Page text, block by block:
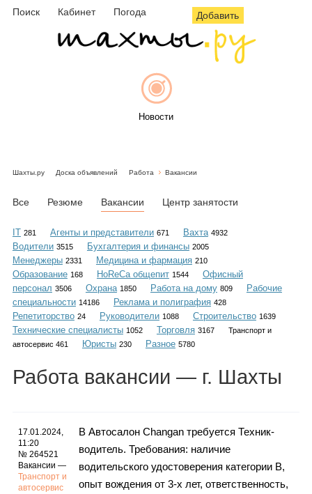
Поиск Кабинет Погода Добавить
Новости
Объявления
Каталог
Инфо
Гороскоп
Шахты.ру Доска объявлений Работа Вакансии
Все Резюме Вакансии Центр занятости
IT 281 Агенты и представители 671 Вахта 4932
Водители 3515 Бухгалтерия и финансы 2005
Менеджеры 2331 Медицина и фармация 210
Образование 168 HoReCa общепит 1544
Офисный
персонал 3506 Охрана 1850 Работа на дому 809
Рабочие
специальности 14186 Реклама и полиграфия 428
Репетиторство 24 Руководители 1088 Строительство 1639
Технические специалисты 1052 Торговля 3167
Транспорт и
автосервис 461
Юристы 230 Разное 5780
Работа вакансии — г. Шахты
17.01.2024,
11:20
№ 264521
Вакансии —
Транспорт и
автосервис
В Автосалон Changan требуется Техник-
водитель. Требования: наличие
водительского удостоверения категории В,
опыт вождения от 3-х лет, ответственность,